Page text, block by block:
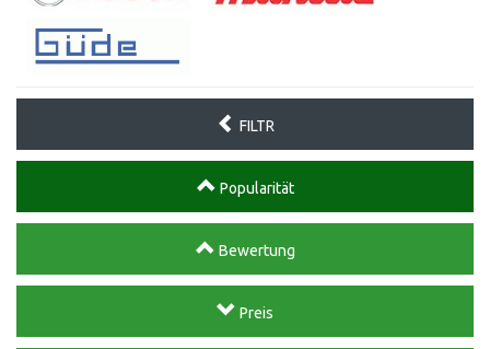
FILTR
Popularität
Bewertung
Preis